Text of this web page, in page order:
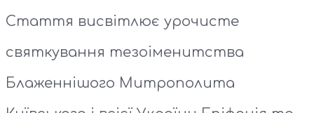
Стаття висвітлює урочисте
святкування тезоіменитства
Блаженнішого Митрополита